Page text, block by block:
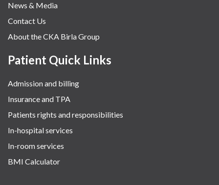
News & Media
Contact Us
About the CKA Birla Group
Patient Quick Links
Admission and billing
Insurance and TPA
Patients rights and responsibilities
In-hospital services
In-room services
BMI Calculator